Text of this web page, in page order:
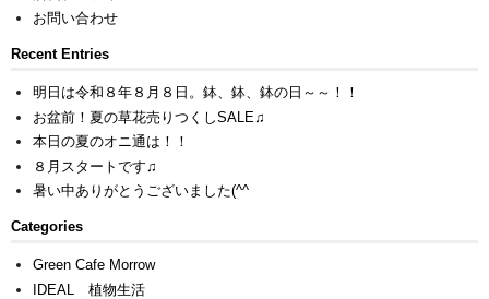
お問い合わせ
Recent Entries
明日は令和８年８月８日。鉢、鉢、鉢の日～～！！
お盆前！夏の草花売りつくしSALE♫
本日の夏のオニ通は！！
８月スタートです♫
暑い中ありがとうございました(^^ゞ
Categories
Green Cafe Morrow
IDEAL 植物生活